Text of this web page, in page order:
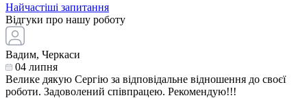
Найчастіші запитання
Відгуки про нашу роботу
Вадим, Черкаси
04 липня
Велике дякую Сергію за відповідальне відношення до своєї
роботи. Задоволений співпрацею. Рекомендую!!!